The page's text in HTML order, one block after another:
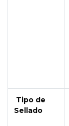
Tipo de
Sellado